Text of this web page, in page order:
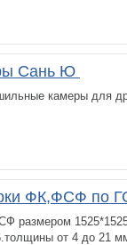
Сань Ю
камеры для
ФК,ФСФ по
размером
от 4 до 21